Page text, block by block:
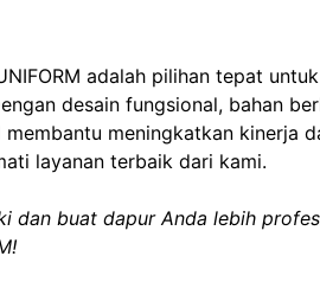
adalah pilihan tepat
desain fungsional, bahan
meningkatkan kinerja
layanan terbaik dari kami.
dan buat dapur Anda lebih